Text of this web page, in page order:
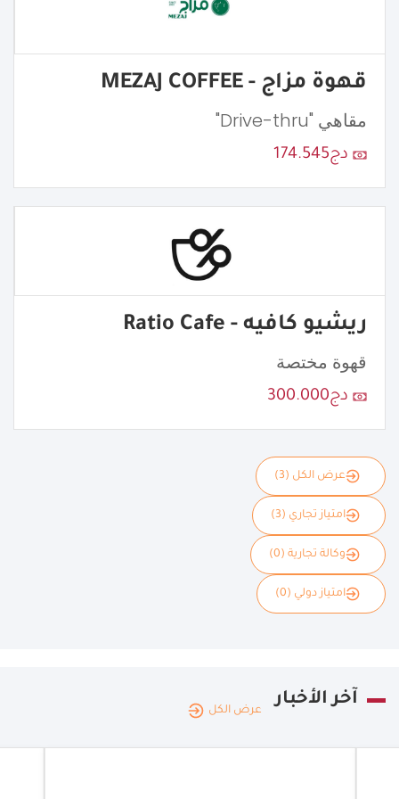
قهوة مزاج - MEZAJ COFFEE
مقاهي "Drive-thru"
دج174.545
ريشيو كافيه - Ratio Cafe
قهوة مختصة
دج300.000
عرض الكل (3)
امتياز تجاري (3)
وكالة تجارية (0)
امتياز دولي (0)
آخر الأخبار
عرض الكل